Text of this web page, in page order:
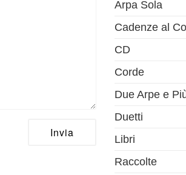
Arpa Sola
Cadenze al
CD
Corde
Due Arpe e
Duetti
Libri
Raccolte